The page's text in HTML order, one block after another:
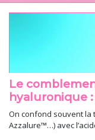
Le
hyaluronique :
On confond souvent
Azzalure™…) avec